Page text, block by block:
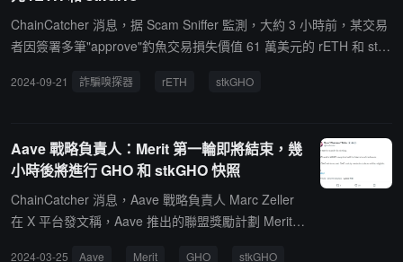
ChainCatcher 消息，据 Scam Sniffer 監測，大約 3 小時前，某交易
者因簽署多筆"approve"釣魚交易損失價值 61 萬美元的 rETH 和 stk
2024-09-21 詐騙嗅探器 rETH stkGHO
Aave 戰略負責人：Merit 第一輪即將結束，幾
小時後將進行 GHO 和 stkGHO 快照
ChainCatcher 消息，Aave 戰略負責人 Marc Zeller
在 X 平台發文稱，Aave 推出的聯盟獎勵計劃 Merit R
2024-03-25 Aave Merit GHO stkGHO